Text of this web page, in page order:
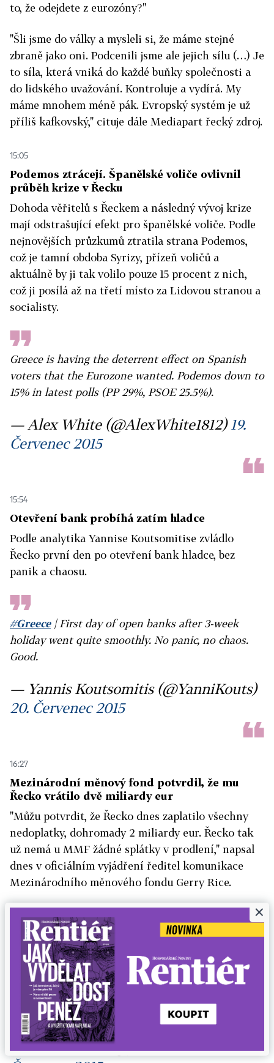
to, že odejdete z eurozóny?"
"Šli jsme do války a mysleli si, že máme stejné
zbraně jako oni. Podcenili jsme ale jejich sílu (…) Je
to síla, která vniká do každé buňky společnosti a
do lidského uvažování. Kontroluje a vydírá. My
máme mnohem méně pák. Evropský systém je už
příliš kafkovský," cituje dále Mediapart řecký zdroj.
15:05
Podemos ztrácejí. Španělské voliče ovlivnil
průběh krize v Řecku
Dohoda věřitelů s Řeckem a následný vývoj krize
mají odstrašující efekt pro španělské voliče. Podle
nejnovějších průzkumů ztratila strana Podemos,
což je tamní obdoba Syrizy, přízeň voličů a
aktuálně by ji tak volilo pouze 15 procent z nich,
což ji posílá až na třetí místo za Lidovou stranou a
socialisty.
Greece is having the deterrent effect on Spanish
voters that the Eurozone wanted. Podemos down to
15% in latest polls (PP 29%, PSOE 25.5%).
— Alex White (@AlexWhite1812) 19.
Červenec 2015
15:54
Otevření bank probíhá zatím hladce
Podle analytika Yannise Koutsomitise zvládlo
Řecko první den po otevření bank hladce, bez
panik a chaosu.
#Greece| First day of open banks after 3-week
holiday went quite smoothly. No panic, no chaos.
Good.
— Yannis Koutsomitis (@YanniKouts)
20. Červenec 2015
16:27
Mezinárodní měnový fond potvrdil, že mu
Řecko vrátilo dvě miliardy eur
"Můžu potvrdit, že Řecko dnes zaplatilo všechny
nedoplatky, dohromady 2 miliardy eur. Řecko tak
už nemá u MMF žádné splátky v prodlení," napsal
dnes v oficiálním vyjádření ředitel komunikace
Mezinárodního měnového fondu Gerry Rice.
pomáhat v jeho snahách o navrácení k finanční
stabilitě a růstu," píše se dále v prohlášení.
IMF confirms Greece is no longer in arrears.
pic.twitter.com/RegsGaeJ3e
— Jon Sindreu (@jonsindreu)20.
×